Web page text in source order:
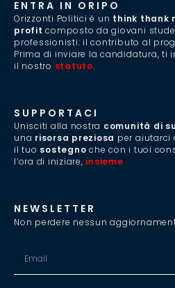
ENTRA IN ORIPO
Orizzonti Politici è un think thank
profit composto da giovani
professionisti: il contributo al
Prima di inviare la candidatura, ti
il nostro statuto.
SUPPORTACI
Unisciti alla nostra comunità di
una risorsa preziosa per aiutarci
il tuo sostegno che con i tuoi
l’ora di iniziare, insieme
NEWSLETTER
Non perdere nessun